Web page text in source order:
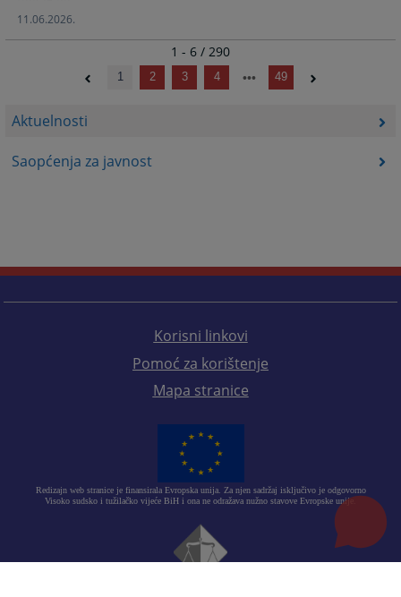
Aktuelnosti
Saopćenja za javnost
11.06.2026.
1 - 6 / 290
1 2 3 4 49
Korisni linkovi
Pomoć za korištenje
Mapa stranice
Redizajn web stranice je finansirala Evropska unija. Za njen sadržaj isključivo je odgovorno
Visoko sudsko i tužilačko vijeće BiH i ona ne odražava nužno stavove Evropske unije.